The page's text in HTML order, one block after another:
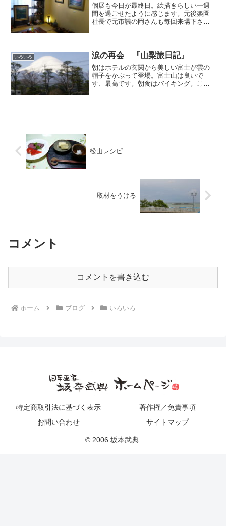
個展も今日が最終日。絵描きらしい一週
間を過ごせたように感じます。元後楽園
社長で元市議の岡さんも毎回来場下さ
き同士の話を楽しみました。...
いろいろ 涙の再会 『山梨旅日記』
朝はホテルの玄関から美しい富士が雲の
帽子をかぶって登場。富士山は良いで
す、最高です。朝食はバイキング。この
松山レシピ
取材をうける
コメント
コメントを書き込む
ホーム ブログ いろいろ
特定商取引法に基づく表示
著作権／免責事項
お問い合わせ
サイトマップ
© 2006 坂本武典.